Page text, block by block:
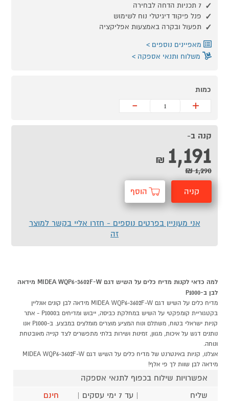
7 תכניות הדחה לבחירה
פנל פיקוד דיגיטלי נוח לשימוש
תפעול ובקרה באמצעות אפליקציה
מאפיינים נוספים
משלוח ותנאי אספקה
כמות
+
-
קנה ב-
1,191
₪
1,290 ₪
קניה הוסף
אני מעוניין בפרטים נוספים - חזרו אליי בקשר למוצר
זה
למה כדאי לקנות מדיח כלים על השיש דגם MIDEA WQP6-3602F-W מידאה
לבן ב-P1000
מדיח כלים על השיש דגם MIDEA WQP6-3602F-W מידאה לבן קונים אונליין
בקטגוריית קומפקטי על השיש במחלקת כביסה, ייבוש ומדיחים בP1000 - אתר
קניות ישראלי בטוח, משתלם ונוח המציע מוצרים מומלצים במבצע. ב-P1000 אנו
נותנים דגש על איכות, מגוון, זמינות ושירות בלתי מתפשרים לצד קנייה מאובטחת
ונוחה.
אצלנו, קניות באינטרנט של מדיח כלים על השיש דגם MIDEA WQP6-3602F-W
מידאה לבן שוות לך פי אלף!
אפשרויות שילוח בכפוף לתנאי אספקה
שליח
| עד 7 ימי עסקים |
חינם